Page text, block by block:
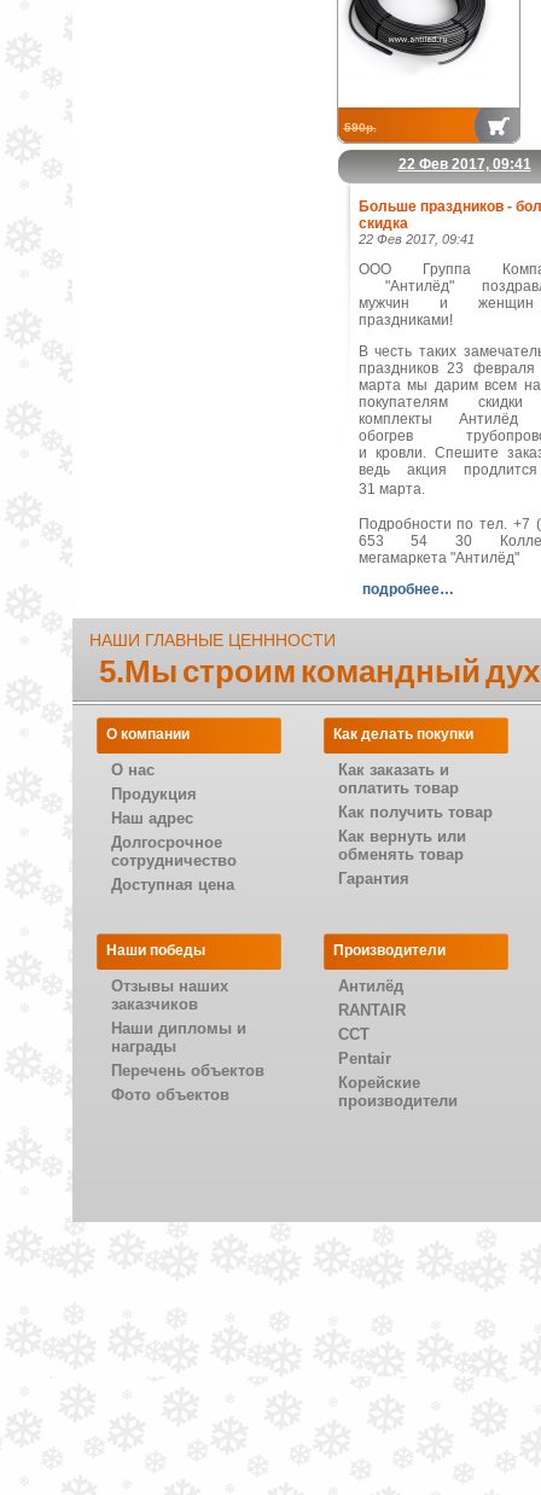
590р.
22 Фев 2017, 09:41
Больше праздников -
скидка
22 Фев 2017, 09:41
ООО Группа
"Антилёд"
мужчин и
праздниками!
В честь таких
праздников 23
марта мы дарим всем
покупателям
комплекты Антилёд
обогрев
и кровли. Спешите
ведь акция
31 марта.
Подробности по тел. +7
653 54 30
мегамаркета "Антилёд"
подробнее…
НАШИ ГЛАВНЫЕ ЦЕНННОСТИ
5.Мы строим командный
О компании
О нас
Продукция
Наш адрес
Долгосрочное
сотрудничество
Доступная цена
Как делать покупки
Как заказать и
оплатить товар
Как получить товар
Как вернуть или
обменять товар
Гарантия
Наши победы
Отзывы наших
заказчиков
Наши дипломы и
награды
Перечень объектов
Фото объектов
Производители
Антилёд
RANTAIR
CCT
Pentair
Корейские
производители